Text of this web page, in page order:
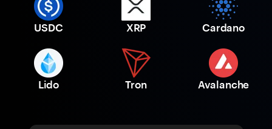
USDC XRP Cardano
Lido Tron Avalanche